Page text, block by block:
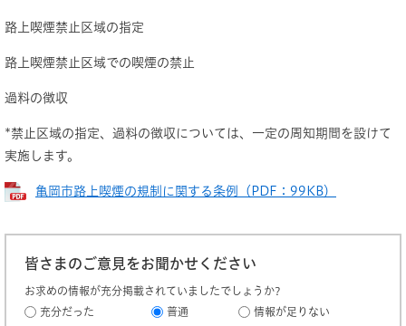
路上喫煙禁止区域の指定
路上喫煙禁止区域での喫煙の禁止
過料の徴収
*禁止区域の指定、過料の徴収については、一定の周知期間を設けて
実施します。
亀岡市路上喫煙の規制に関する条例（PDF：99KB）
皆さまのご意見をお聞かせください
お求めの情報が充分掲載されていましたでしょうか?
充分だった
普通 情報が足りない